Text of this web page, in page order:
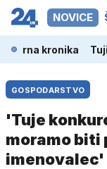
NOVICE
Črna kronika
GOSPODARSTVO
'Tuje
moramo biti
imenovalec'